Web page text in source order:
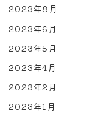
2023年8月
2023年6月
2023年5月
2023年4月
2023年2月
2023年1月